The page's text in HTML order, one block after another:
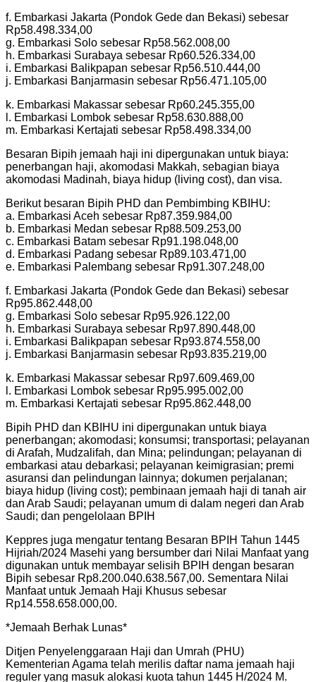
f. Embarkasi Jakarta (Pondok Gede dan Bekasi) sebesar
Rp58.498.334,00
g. Embarkasi Solo sebesar Rp58.562.008,00
h. Embarkasi Surabaya sebesar Rp60.526.334,00
i. Embarkasi Balikpapan sebesar Rp56.510.444,00
j. Embarkasi Banjarmasin sebesar Rp56.471.105,00
k. Embarkasi Makassar sebesar Rp60.245.355,00
l. Embarkasi Lombok sebesar Rp58.630.888,00
m. Embarkasi Kertajati sebesar Rp58.498.334,00
Besaran Bipih jemaah haji ini dipergunakan untuk biaya:
penerbangan haji, akomodasi Makkah, sebagian biaya
akomodasi Madinah, biaya hidup (living cost), dan visa.
Berikut besaran Bipih PHD dan Pembimbing KBIHU:
a. Embarkasi Aceh sebesar Rp87.359.984,00
b. Embarkasi Medan sebesar Rp88.509.253,00
c. Embarkasi Batam sebesar Rp91.198.048,00
d. Embarkasi Padang sebesar Rp89.103.471,00
e. Embarkasi Palembang sebesar Rp91.307.248,00
f. Embarkasi Jakarta (Pondok Gede dan Bekasi) sebesar
Rp95.862.448,00
g. Embarkasi Solo sebesar Rp95.926.122,00
h. Embarkasi Surabaya sebesar Rp97.890.448,00
i. Embarkasi Balikpapan sebesar Rp93.874.558,00
j. Embarkasi Banjarmasin sebesar Rp93.835.219,00
k. Embarkasi Makassar sebesar Rp97.609.469,00
l. Embarkasi Lombok sebesar Rp95.995.002,00
m. Embarkasi Kertajati sebesar Rp95.862.448,00
Bipih PHD dan KBIHU ini dipergunakan untuk biaya
penerbangan; akomodasi; konsumsi; transportasi; pelayanan
di Arafah, Mudzalifah, dan Mina; pelindungan; pelayanan di
embarkasi atau debarkasi; pelayanan keimigrasian; premi
asuransi dan pelindungan lainnya; dokumen perjalanan;
biaya hidup (living cost); pembinaan jemaah haji di tanah air
dan Arab Saudi; pelayanan umum di dalam negeri dan Arab
Saudi; dan pengelolaan BPIH
Keppres juga mengatur tentang Besaran BPIH Tahun 1445
Hijriah/2024 Masehi yang bersumber dari Nilai Manfaat yang
digunakan untuk membayar selisih BPIH dengan besaran
Bipih sebesar Rp8.200.040.638.567,00. Sementara Nilai
Manfaat untuk Jemaah Haji Khusus sebesar
Rp14.558.658.000,00.
*Jemaah Berhak Lunas*
Ditjen Penyelenggaraan Haji dan Umrah (PHU)
Kementerian Agama telah merilis daftar nama jemaah haji
reguler yang masuk alokasi kuota tahun 1445 H/2024 M.